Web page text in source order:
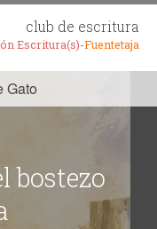
club de escritura
Escritura(s)-Fuentetaja
Gato
bostezo